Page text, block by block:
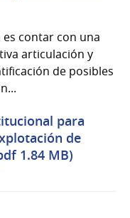
contar con una
articulación y
de posibles
para
de
1.84 MB)